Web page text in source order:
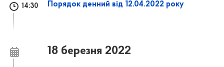
14:30 Порядок денний від 12.04.2022 року
18 березня 2022